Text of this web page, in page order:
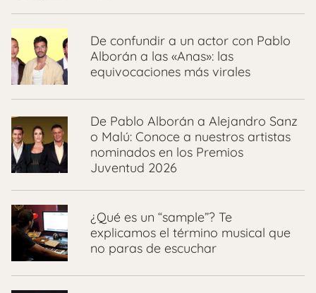
De confundir a un actor con Pablo
Alborán a las «Anas»: las
equivocaciones más virales
De Pablo Alborán a Alejandro Sanz
o Malú: Conoce a nuestros artistas
nominados en los Premios
Juventud 2026
¿Qué es un “sample”? Te
explicamos el término musical que
no paras de escuchar